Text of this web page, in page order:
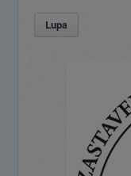
Lupa